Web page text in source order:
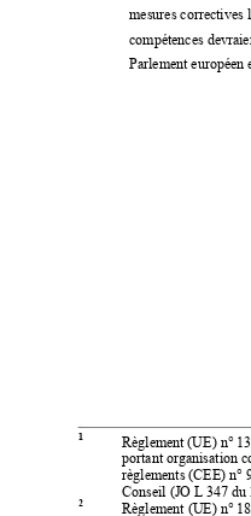
mesures correctives
compétences
Parlement européen
1 Règlement (UE) n°
portant organisation
règlements (CEE) n°
Conseil (JO L 347 du
2
Règlement (UE) n°